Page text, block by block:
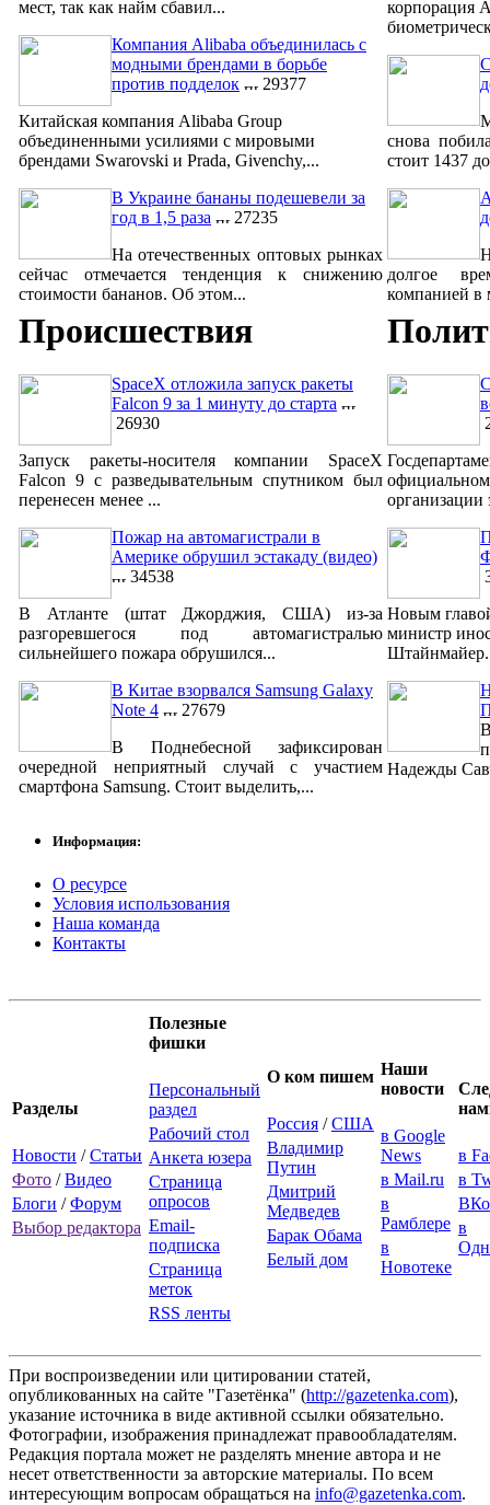
мест, так как найм сбавил...
Компания Alibaba объединилась с
модными брендами в борьбе
против подделок
29377
Китайская компания Alibaba Group
объединенными усилиями с мировыми
брендами Swarovski и Prada, Givenchy,...
В Украине бананы подешевели за
год в 1,5 раза
27235
На отечественных оптовых рынках
сейчас отмечается тенденция к снижению
стоимости бананов. Об этом...
корпорация
снова
стоит 1437
долгое
компанией в
Происшествия
SpaceX отложила запуск ракеты
Falcon 9 за 1 минуту до старта
26930
Запуск ракеты-носителя компании SpaceX
Falcon 9 с разведывательным спутником был
перенесен менее ...
Пожар на автомагистрали в
Америке обрушил эстакаду (видео)
34538
В Атланте (штат Джорджия, США) из-за
разгоревшегося под автомагистралью
сильнейшего пожара обрушился...
В Китае взорвался Samsung Galaxy
Note 4
27679
В Поднебесной зафиксирован
очередной неприятный случай с участием
смартфона Samsung. Стоит выделить,...
организации
Новым
министр
Надежды
Информация:
О ресурсе
Условия использования
Наша команда
Контакты
Разделы
Новости /Статьи
Фото /Видео
Блоги /Форум
Выбор редактора
Полезные
фишки
Персональный
раздел
Рабочий стол
Анкета юзера
Страница
опросов
Email-
подписка
Страница
меток
RSS ленты
О ком пишем
Россия /США
Владимир
Путин
Дмитрий
Медведев
Барак Обама
Белый дом
Наши
новости
в Google
News
в Mail.ru
в
Рамблере
в
Новотеке
в
в
в
При воспроизведении или цитировании статей,
опубликованных на сайте "Газетёнка" (http://gazetenka.com),
указание источника в виде активной ссылки обязательно.
Фотографии, изображения принадлежат правообладателям.
Редакция портала может не разделять мнение автора и не
несет ответственности за авторские материалы. По всем
интересующим вопросам обращаться на info@gazetenka.com.